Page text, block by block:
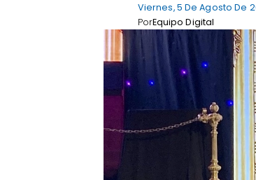
Viernes, 5 De Agosto De
Equipo Digital
Por